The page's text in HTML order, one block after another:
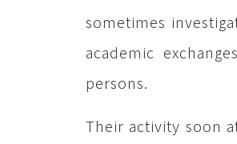
sometimes
academic
persons.
Their activity soon